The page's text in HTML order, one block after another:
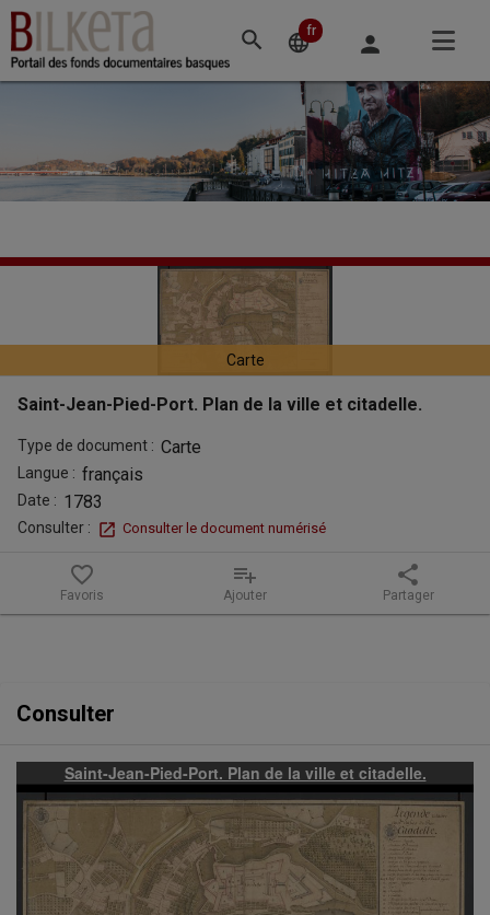
Accéder
au
contenu
principal
language
Changement
langue
fr person
Pied-
Port.
Plan
de
la
et
la
notice
Carte
Saint-Jean-Pied-Port. Plan de la ville et citadelle.
Type de document : Carte
Langue : français
Date : 1783
Consulter : Consulter le document numérisé
favorite_border
Favoris
playlist_add
Ajouter
share
Partager
Contenu de la notice
Consulter